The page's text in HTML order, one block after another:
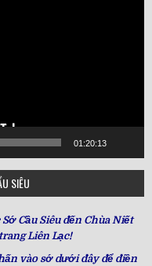
01:20:13
SIÊU
Cầu Siêu đến Chùa Niết
Liên Lạc!
vào sớ dưới đây để điền